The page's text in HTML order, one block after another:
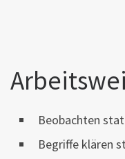
Beobachten
Begriffe klären